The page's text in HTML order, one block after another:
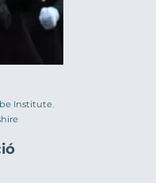
Institute